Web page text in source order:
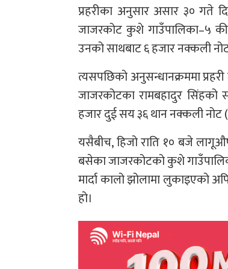
प्रहरीका अनुसार असार ३० गते
जाजरकोट कुशे गाउँपालिका–५ की
उनको साथबाट ६ हजार नक्कली
त्यसपछिको अनुसन्धानक्रममा
जाजरकोटका रामबहादुर
हजार दुई सय ३६ थान नक्कली नोट
यसैबीच, हिजो राति १० बजे
बसेका जाजरकोटको कुशे
मार्दा कालो झोलामा लुकाइएको
हो।